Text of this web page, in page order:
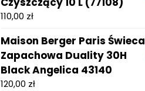
110,00 zł
Maison Berger Paris Świeca
Zapachowa Duality 30H
Black Angelica 43140
120,00 zł